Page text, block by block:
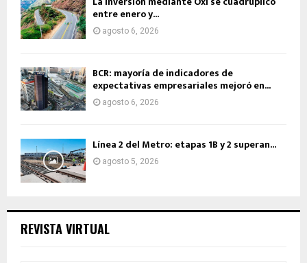
entre enero y...
agosto 6, 2026
BCR: mayoría de indicadores de
expectativas empresariales mejoró en...
agosto 6, 2026
Línea 2 del Metro: etapas 1B y 2 superan...
agosto 5, 2026
REVISTA VIRTUAL